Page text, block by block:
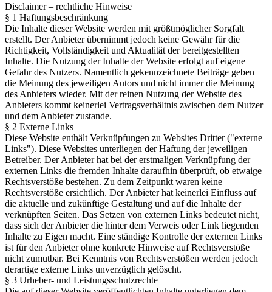
Disclaimer – rechtliche Hinweise
§ 1 Haftungsbeschränkung
Die Inhalte dieser Website werden mit größtmöglicher Sorgfalt
erstellt. Der Anbieter übernimmt jedoch keine Gewähr für die
Richtigkeit, Vollständigkeit und Aktualität der bereitgestellten
Inhalte. Die Nutzung der Inhalte der Website erfolgt auf eigene
Gefahr des Nutzers. Namentlich gekennzeichnete Beiträge geben
die Meinung des jeweiligen Autors und nicht immer die Meinung
des Anbieters wieder. Mit der reinen Nutzung der Website des
Anbieters kommt keinerlei Vertragsverhältnis zwischen dem Nutzer
und dem Anbieter zustande.
§ 2 Externe Links
Diese Website enthält Verknüpfungen zu Websites Dritter ("externe
Links"). Diese Websites unterliegen der Haftung der jeweiligen
Betreiber. Der Anbieter hat bei der erstmaligen Verknüpfung der
externen Links die fremden Inhalte daraufhin überprüft, ob etwaige
Rechtsverstöße bestehen. Zu dem Zeitpunkt waren keine
Rechtsverstöße ersichtlich. Der Anbieter hat keinerlei Einfluss auf
die aktuelle und zukünftige Gestaltung und auf die Inhalte der
verknüpften Seiten. Das Setzen von externen Links bedeutet nicht,
dass sich der Anbieter die hinter dem Verweis oder Link liegenden
Inhalte zu Eigen macht. Eine ständige Kontrolle der externen Links
ist für den Anbieter ohne konkrete Hinweise auf Rechtsverstöße
nicht zumutbar. Bei Kenntnis von Rechtsverstößen werden jedoch
derartige externe Links unverzüglich gelöscht.
§ 3 Urheber- und Leistungsschutzrechte